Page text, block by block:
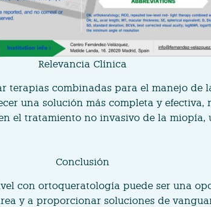
Relevancia Clínica
terapias combinadas para el manejo de
una solución más completa y
el tratamiento no invasivo de la
Conclusión
con ortoqueratología puede ser una
y a proporcionar soluciones de